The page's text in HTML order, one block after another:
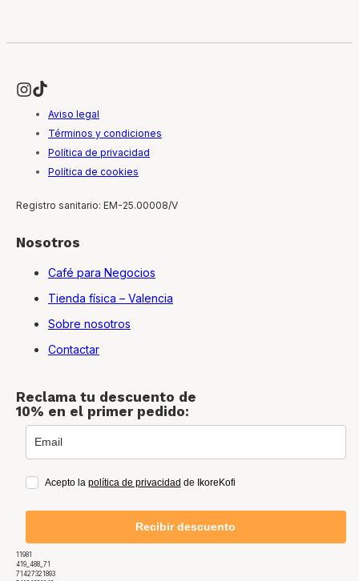
Aviso legal
Términos y condiciones
Política de privacidad
Política de cookies
Registro sanitario: EM-25.00008/V
Nosotros
Café para Negocios
Tienda física – Valencia
Sobre nosotros
Contactar
Reclama tu descuento de
10% en el primer pedido:
Acepto la política de privacidad de IkoreKofi
Recibir descuento
11981
419_488_71
71427321893